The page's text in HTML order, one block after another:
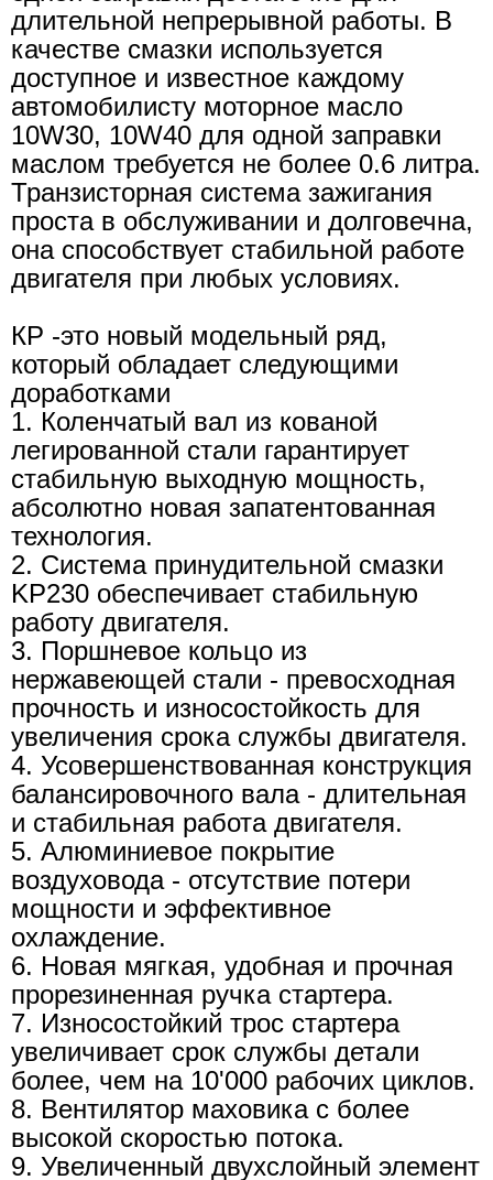
длительной непрерывной работы. В
качестве смазки используется
доступное и известное каждому
автомобилисту моторное масло
10W30, 10W40 для одной заправки
маслом требуется не более 0.6 литра.
Транзисторная система зажигания
проста в обслуживании и долговечна,
она способствует стабильной работе
двигателя при любых условиях.
КР -это новый модельный ряд,
который обладает следующими
доработками
1. Коленчатый вал из кованой
легированной стали гарантирует
стабильную выходную мощность,
абсолютно новая запатентованная
технология.
2. Система принудительной смазки
KP230 обеспечивает стабильную
работу двигателя.
3. Поршневое кольцо из
нержавеющей стали - превосходная
прочность и износостойкость для
увеличения срока службы двигателя.
4. Усовершенствованная конструкция
балансировочного вала - длительная
и стабильная работа двигателя.
5. Алюминиевое покрытие
воздуховода - отсутствие потери
мощности и эффективное
охлаждение.
6. Новая мягкая, удобная и прочная
прорезиненная ручка стартера.
7. Износостойкий трос стартера
увеличивает срок службы детали
более, чем на 10'000 рабочих циклов.
8. Вентилятор маховика с более
высокой скоростью потока.
9. Увеличенный двухслойный элемент